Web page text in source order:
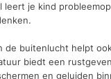
leert je kind
de buitenlucht helpt
biedt een
en geluiden